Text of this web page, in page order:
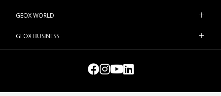
GEOX WORLD
GEOX BUSINESS